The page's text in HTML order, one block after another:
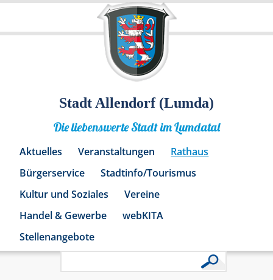
Stadt Allendorf (Lumda)
Die liebenswerte Stadt im Lumdatal
Aktuelles Veranstaltungen
Rathaus
Bürgerservice
Stadtinfo/Tourismus
Kultur und Soziales
Vereine
Handel & Gewerbe
webKITA
Stellenangebote